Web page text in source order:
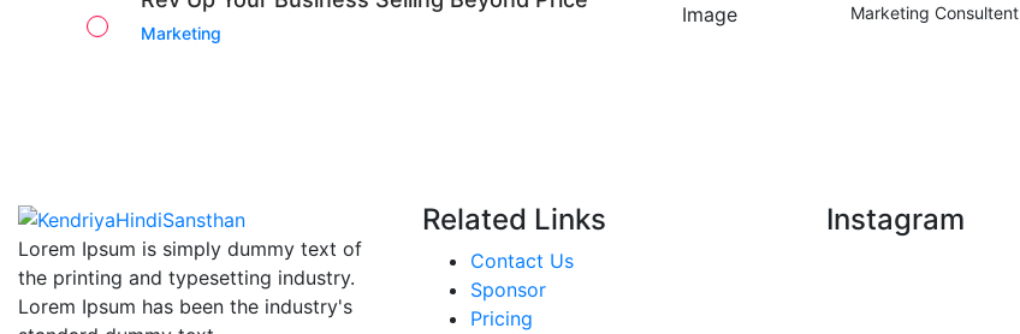
Marketing
Marketing Consultent
Lorem Ipsum is simply dummy text of
the printing and typesetting industry.
Lorem Ipsum has been the industry's
Related Links
Contact Us
Sponsor
Pricing
Instagram